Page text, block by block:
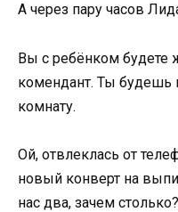
А через пару часов
Вы с ребёнком
комендант. Ты будешь
комнату.
Ой, отвлеклась от
новый конверт на
нас два, зачем столько?